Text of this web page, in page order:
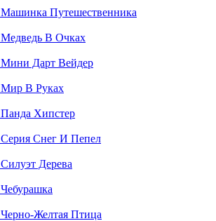
Машинка Путешественника
Медведь В Очках
Мини Дарт Вейдер
Мир В Руках
Панда Хипстер
Серия Снег И Пепел
Силуэт Дерева
Чебурашка
Черно-Желтая Птица